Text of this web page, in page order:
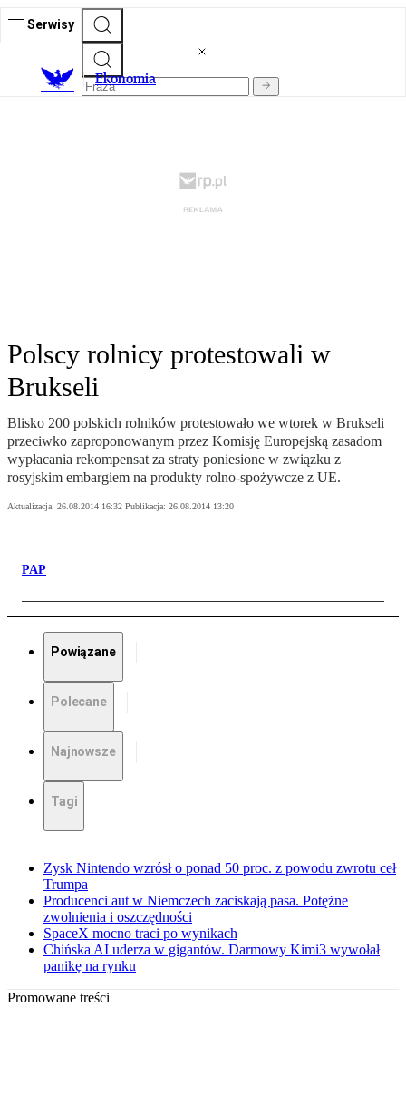
Serwisy
Ekonomia
Polscy rolnicy protestowali w
Brukseli
Blisko 200 polskich rolników protestowało we wtorek w Brukseli
przeciwko zaproponowanym przez Komisję Europejską zasadom
wypłacania rekompensat za straty poniesione w związku z
rosyjskim embargiem na produkty rolno-spożywcze z UE.
Aktualizacja: 26.08.2014 16:32 Publikacja: 26.08.2014 13:20
PAP
Powiązane
Polecane
Najnowsze
Tagi
Zysk Nintendo wzrósł o ponad 50 proc. z powodu zwrotu ceł
Trumpa
Producenci aut w Niemczech zaciskają pasa. Potężne
zwolnienia i oszczędności
SpaceX mocno traci po wynikach
Chińska AI uderza w gigantów. Darmowy Kimi3 wywołał
panikę na rynku
Promowane treści